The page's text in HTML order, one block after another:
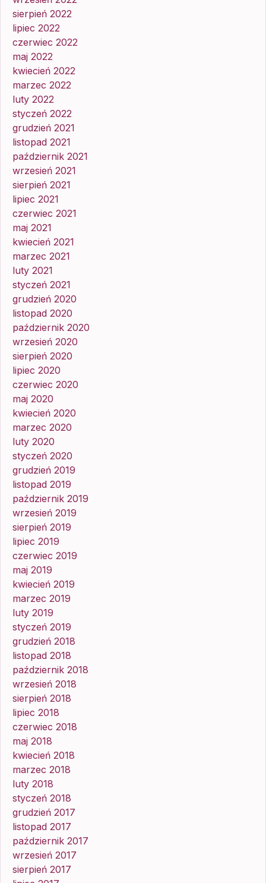
sierpień 2022
lipiec 2022
czerwiec 2022
maj 2022
kwiecień 2022
marzec 2022
luty 2022
styczeń 2022
grudzień 2021
listopad 2021
październik 2021
wrzesień 2021
sierpień 2021
lipiec 2021
czerwiec 2021
maj 2021
kwiecień 2021
marzec 2021
luty 2021
styczeń 2021
grudzień 2020
listopad 2020
październik 2020
wrzesień 2020
sierpień 2020
lipiec 2020
czerwiec 2020
maj 2020
kwiecień 2020
marzec 2020
luty 2020
styczeń 2020
grudzień 2019
listopad 2019
październik 2019
wrzesień 2019
sierpień 2019
lipiec 2019
czerwiec 2019
maj 2019
kwiecień 2019
marzec 2019
luty 2019
styczeń 2019
grudzień 2018
listopad 2018
październik 2018
wrzesień 2018
sierpień 2018
lipiec 2018
czerwiec 2018
maj 2018
kwiecień 2018
marzec 2018
luty 2018
styczeń 2018
grudzień 2017
listopad 2017
październik 2017
wrzesień 2017
sierpień 2017